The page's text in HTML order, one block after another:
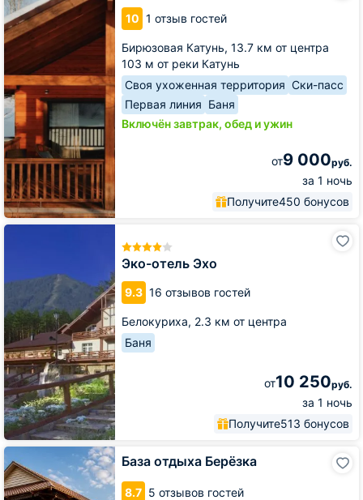
10 1 отзыв гостей
Бирюзовая Катунь, 13.7 км от центра
103 м от реки Катунь
Своя ухоженная территория Ски-пасс
Первая линия Баня
Включён завтрак, обед и ужин
от9 000руб.
за 1 ночь
Получите450 бонусов
ПРО
Отдых
Эко-отель Эхо
9.3 16 отзывов гостей
Белокуриха, 2.3 км от центра
Баня
от10 250руб.
за 1 ночь
Получите513 бонусов
Эко-
База отдыха Берёзка
8.7 5 отзывов гостей
База
отдыха
Берёзка